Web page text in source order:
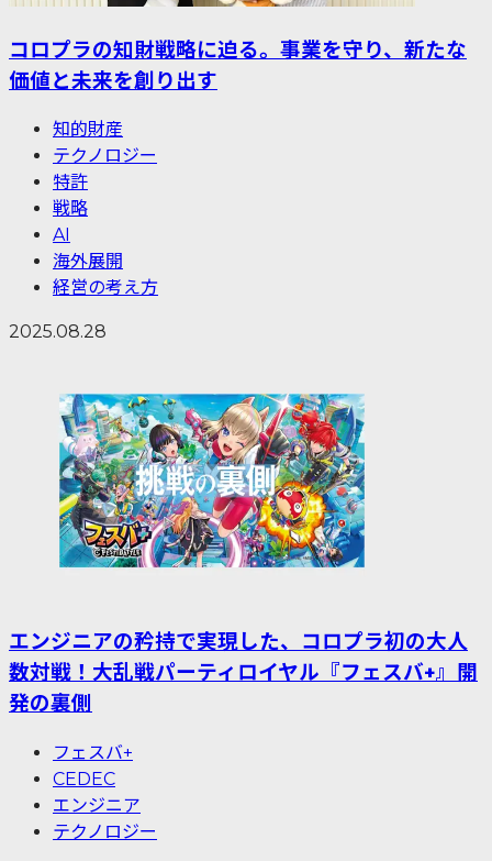
コロプラの知財戦略に迫る。事業を守り、新たな
価値と未来を創り出す
知的財産
テクノロジー
特許
戦略
AI
海外展開
経営の考え方
2025.08.28
エンジニアの矜持で実現した、コロプラ初の大人
数対戦！大乱戦パーティロイヤル『フェスバ+』開
発の裏側
フェスバ+
CEDEC
エンジニア
テクノロジー